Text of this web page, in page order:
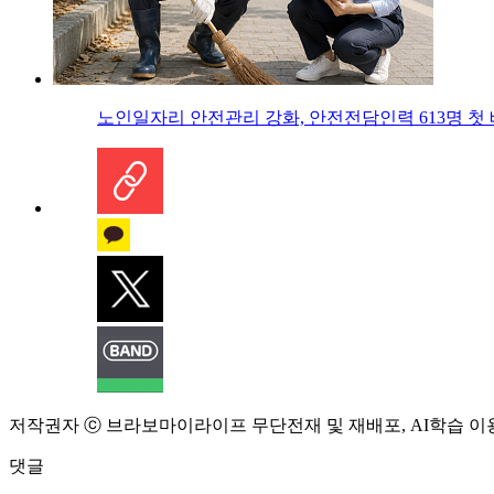
노인일자리 안전관리 강화, 안전전담인력 613명 첫
저작권자 ⓒ 브라보마이라이프 무단전재 및 재배포, AI학습 이
댓글